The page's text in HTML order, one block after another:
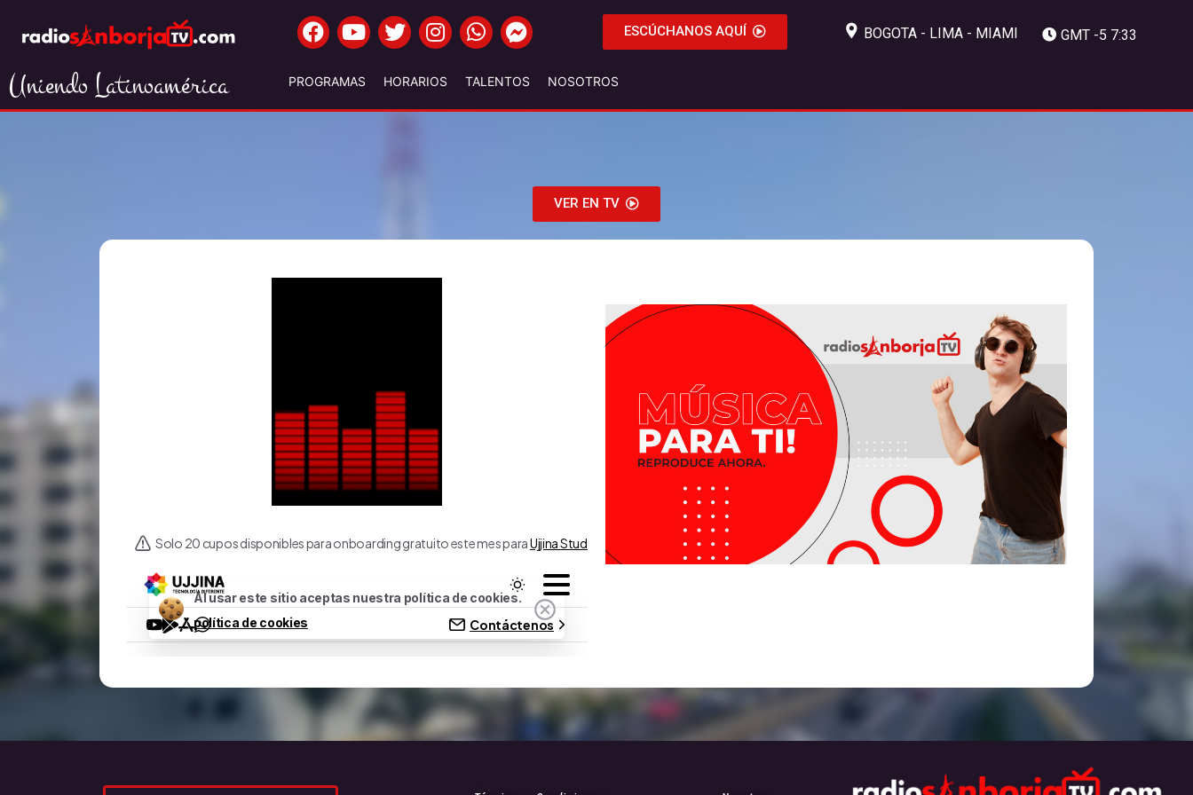
ESCÚCHANOS AQUÍ BOGOTA - LIMA - MIAMI GMT -5 7:33
Uniendo Latinoamérica PROGRAMAS HORARIOS TALENTOS NOSOTROS
VER EN TV